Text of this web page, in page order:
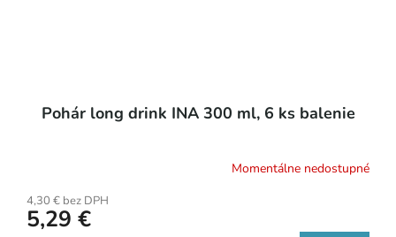
Pohár long drink INA 300 ml, 6 ks balenie
Momentálne nedostupné
4,30 € bez DPH
5,29 €